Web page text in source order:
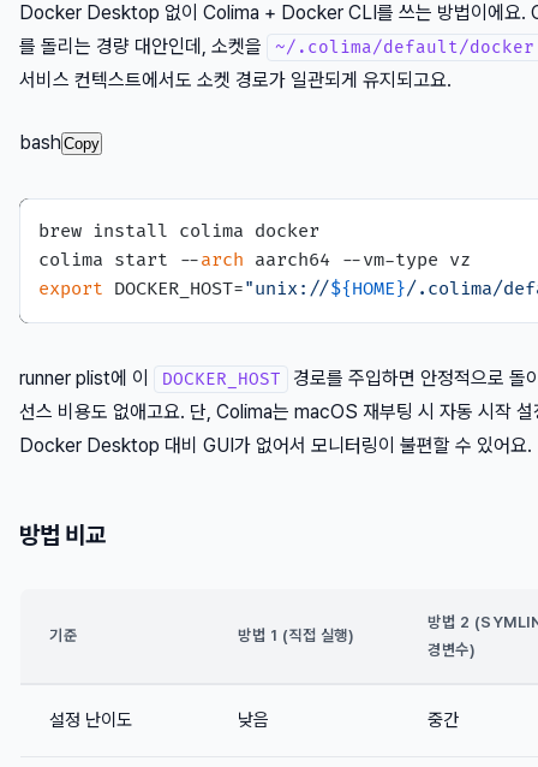
Docker Desktop 없이 Colima + Docker CLI를 쓰는 방법이에요.
를 돌리는 경량 대안인데, 소켓을
~/.colima/default/
서비스 컨텍스트에서도 소켓 경로가 일관되게 유지되고요.
bash Copy
brew install colima docker
colima start --arch
export DOCKER_HOST="unix://${HOME}/.colima/
runner plist에 이 DOCKER_HOST
경로를 주입하면 안정적으로
선스 비용도 없애고요. 단, Colima는 macOS 재부팅 시 자동 시작
Docker Desktop 대비 GUI가 없어서 모니터링이 불편할 수 있어요.
방법 비교
기준 방법 1 (직접 실행)
방법 2
경변수)
설정 난이도 낮음 중간